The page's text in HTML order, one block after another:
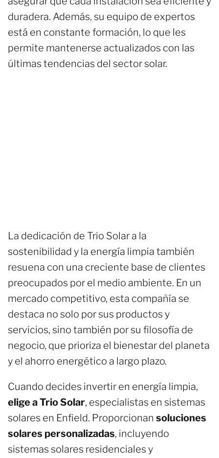
duradera. Además, su equipo de expertos
está en constante formación, lo que les
permite mantenerse actualizados con las
últimas tendencias del sector solar.
La dedicación de Trio Solar a la
sostenibilidad y la energía limpia también
resuena con una creciente base de clientes
preocupados por el medio ambiente. En un
mercado competitivo, esta compañía se
destaca no solo por sus productos y
servicios, sino también por su filosofía de
negocio, que prioriza el bienestar del planeta
y el ahorro energético a largo plazo.
Cuando decides invertir en energía limpia,
elige a Trio Solar, especialistas en sistemas
solares en Enfield. Proporcionan soluciones
solares personalizadas, incluyendo
sistemas solares residenciales y